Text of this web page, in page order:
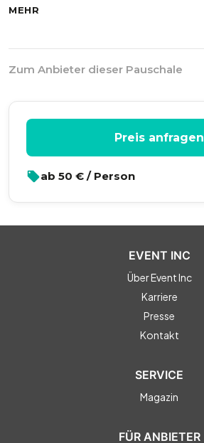
MEHR
Zum Anbieter dieser Pauschale
Preis anfragen
ab 50 € / Person
EVENT INC
Über Event Inc
Karriere
Presse
Kontakt
SERVICE
Magazin
FÜR ANBIETER